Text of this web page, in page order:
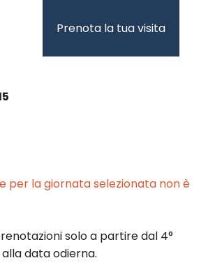
Prenota la tua visita
per la giornata selezionata non è
solo a partire dal 4°
data odierna.